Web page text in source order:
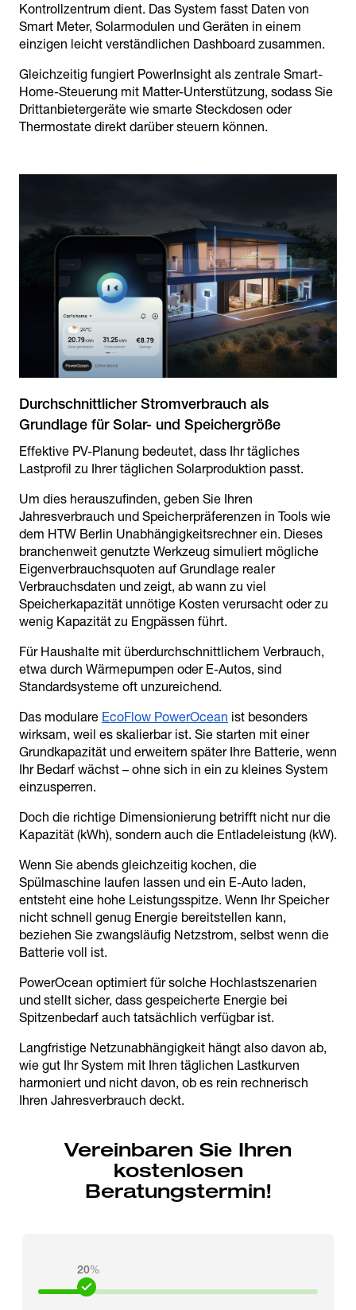
Kontrollzentrum dient. Das System fasst Daten von
Smart Meter, Solarmodulen und Geräten in einem
einzigen leicht verständlichen Dashboard zusammen.
Gleichzeitig fungiert PowerInsight als zentrale Smart-
Home-Steuerung mit Matter-Unterstützung, sodass Sie
Drittanbietergeräte wie smarte Steckdosen oder
Thermostate direkt darüber steuern können.
Durchschnittlicher Stromverbrauch als
Effektive PV-Planung bedeutet, dass Ihr tägliches
Lastprofil zu Ihrer täglichen Solarproduktion passt.
Um dies herauszufinden, geben Sie Ihren
Jahresverbrauch und Speicherpräferenzen in Tools wie
dem HTW Berlin Unabhängigkeitsrechner ein. Dieses
branchenweit genutzte Werkzeug simuliert mögliche
Eigenverbrauchsquoten auf Grundlage realer
Verbrauchsdaten und zeigt, ab wann zu viel
Speicherkapazität unnötige Kosten verursacht oder zu
wenig Kapazität zu Engpässen führt.
Für Haushalte mit überdurchschnittlichem Verbrauch,
etwa durch Wärmepumpen oder E-Autos, sind
Standardsysteme oft unzureichend.
Das modulare EcoFlow PowerOcean ist besonders
wirksam, weil es skalierbar ist. Sie starten mit einer
Grundkapazität und erweitern später Ihre Batterie, wenn
Ihr Bedarf wächst – ohne sich in ein zu kleines System
einzusperren.
Doch die richtige Dimensionierung betrifft nicht nur die
Kapazität (kWh), sondern auch die Entladeleistung (kW).
Wenn Sie abends gleichzeitig kochen, die
Spülmaschine laufen lassen und ein E-Auto laden,
entsteht eine hohe Leistungsspitze. Wenn Ihr Speicher
nicht schnell genug Energie bereitstellen kann,
beziehen Sie zwangsläufig Netzstrom, selbst wenn die
Batterie voll ist.
PowerOcean optimiert für solche Hochlastszenarien
und stellt sicher, dass gespeicherte Energie bei
Spitzenbedarf auch tatsächlich verfügbar ist.
Langfristige Netzunabhängigkeit hängt also davon ab,
wie gut Ihr System mit Ihren täglichen Lastkurven
harmoniert und nicht davon, ob es rein rechnerisch
Ihren Jahresverbrauch deckt.
Vereinbaren Sie Ihren
kostenlosen
Beratungstermin!
20%